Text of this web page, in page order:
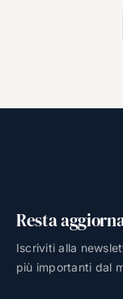
Resta
Iscriviti alla
più importanti dal